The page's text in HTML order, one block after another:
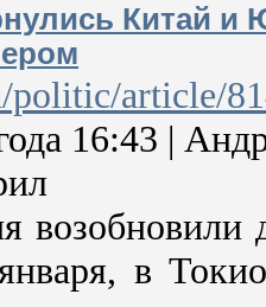
Китай и
politic/article/
года 16:43 |
возобновили
в